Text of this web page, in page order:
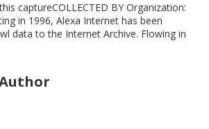
captureCOLLECTED BY Organization:
in 1996, Alexa Internet has been
data to the Internet Archive. Flowing in